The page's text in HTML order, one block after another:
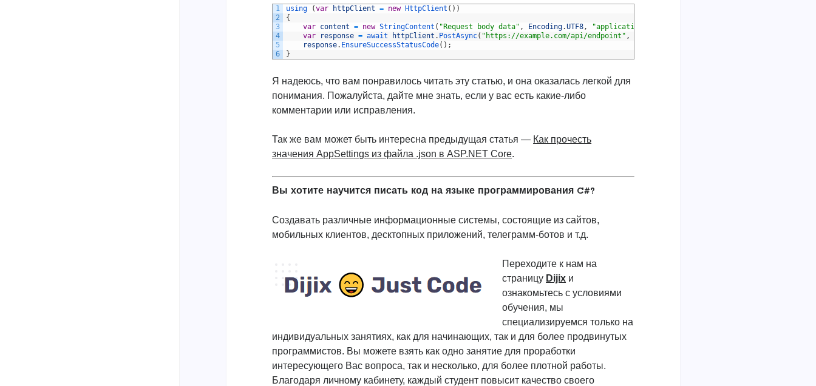
1
2
3
4
5
6
using (var httpClient = new HttpClient ( ) )
{
var content = new StringContent ( "Request body data" , Encoding.UTF8 , "application/json"
var
response = await httpClient . PostAsync( "https://example.com/api/endpoint" ,
response. EnsureSuccessStatusCode( ) ;
}
Я надеюсь, что вам понравилось читать эту статью, и она оказалась легкой для
понимания. Пожалуйста, дайте мне знать, если у вас есть какие-либо
комментарии или исправления.
Так же вам может быть интересна предыдущая статья — Как прочесть
значения AppSettings из файла .json в ASP.NET Core.
Вы хотите научится писать код на языке программирования C#?
Создавать различные информационные системы, состоящие из сайтов,
мобильных клиентов, десктопных приложений, телеграмм-ботов и т.д.
Переходите к нам на
страницу Dijix и
ознакомьтесь с условиями
обучения, мы
специализируемся только на
индивидуальных занятиях, как для начинающих, так и для более продвинутых
программистов. Вы можете взять как одно занятие для проработки
интересующего Вас вопроса, так и несколько, для более плотной работы.
Благодаря личному кабинету, каждый студент повысит качество своего